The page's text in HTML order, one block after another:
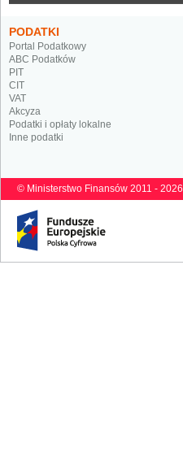
PODATKI
Portal Podatkowy
ABC Podatków
PIT
CIT
VAT
Akcyza
Podatki i opłaty lokalne
Inne podatki
© Ministerstwo Finansów 2011 - 2026